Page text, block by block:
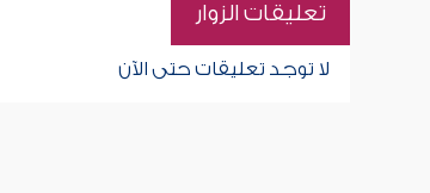
تعليقات الزوار
لا توجد تعليقات حتى الآن